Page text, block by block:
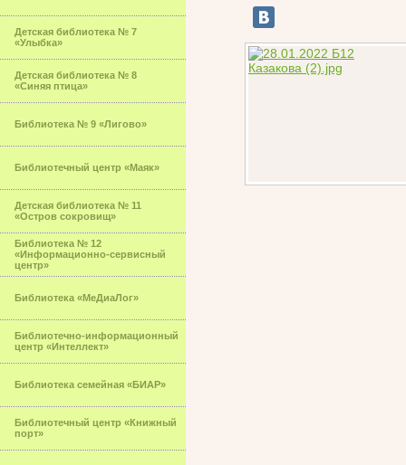
Детская библиотека № 7
«Улыбка»
Детская библиотека № 8
«Синяя птица»
Библиотека № 9 «Лигово»
Библиотечный центр «Маяк»
Детская библиотека № 11
«Остров сокровищ»
Библиотека № 12
«Информационно-сервисный
центр»
Библиотека «МеДиаЛог»
Библиотечно-информационный
центр «Интеллект»
Библиотека семейная «БИАР»
Библиотечный центр «Книжный
порт»